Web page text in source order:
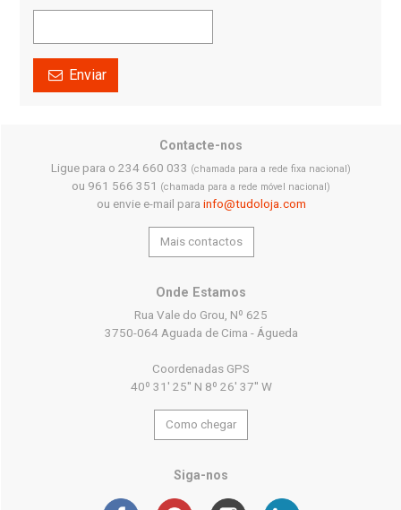
Enviar
Contacte-nos
Ligue para o 234 660 033 (chamada para a rede fixa nacional)
ou 961 566 351 (chamada para a rede móvel nacional)
ou envie e-mail para info@tudoloja.com
Mais contactos
Onde Estamos
Rua Vale do Grou, Nº 625
3750-064 Aguada de Cima - Águeda
Coordenadas GPS
40º 31' 25'' N 8º 26' 37'' W
Como chegar
Siga-nos